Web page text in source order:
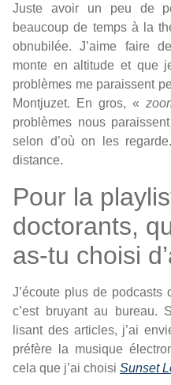
Juste avoir un peu de
beaucoup de temps à la
obnubilée. J’aime faire
monte en altitude et que
problèmes me paraissent
Montjuzet. En gros, «
problèmes nous
selon d’où on les
distance.
Pour la
doctorants,
as-tu choisi
J’écoute plus de
c’est bruyant au bureau.
lisant des articles, j’ai
préfère la musique
cela que j’ai choisi Sunset